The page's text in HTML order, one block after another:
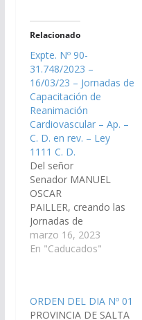
Relacionado
Expte. Nº 90-
31.748/2023 –
16/03/23 – Jornadas de
Capacitación de
Reanimación
Cardiovascular – Ap. –
C. D. en rev. – Ley
1111 C. D.
Del señor
Senador MANUEL
OSCAR
PAILLER, creando las
Jornadas de
Capacitación de
Reanimación
técnicas a las personas
marzo 16, 2023
En "Caducados"
ORDEN DEL DIA Nº 01
PROVINCIA DE SALTA